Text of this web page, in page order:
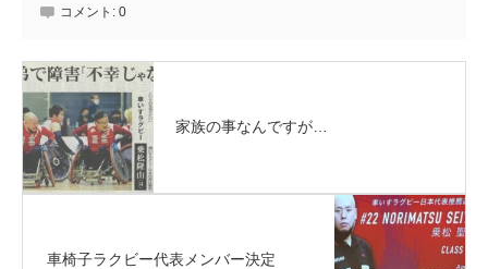
コメント: 0
家族の事なんですが…
車椅子ラクビー代表メンバー決定